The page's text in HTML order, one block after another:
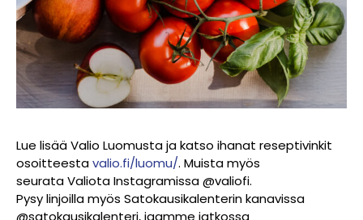
Lue lisää Valio Luomusta ja katso ihanat reseptivinkit
osoitteestavalio.fi/luomu/. Muista myös
seurata Valiota Instagramissa @valiofi.
Pysy linjoilla myös Satokausikalenterin kanavissa
@satokausikalenteri, jaamme jatkossa